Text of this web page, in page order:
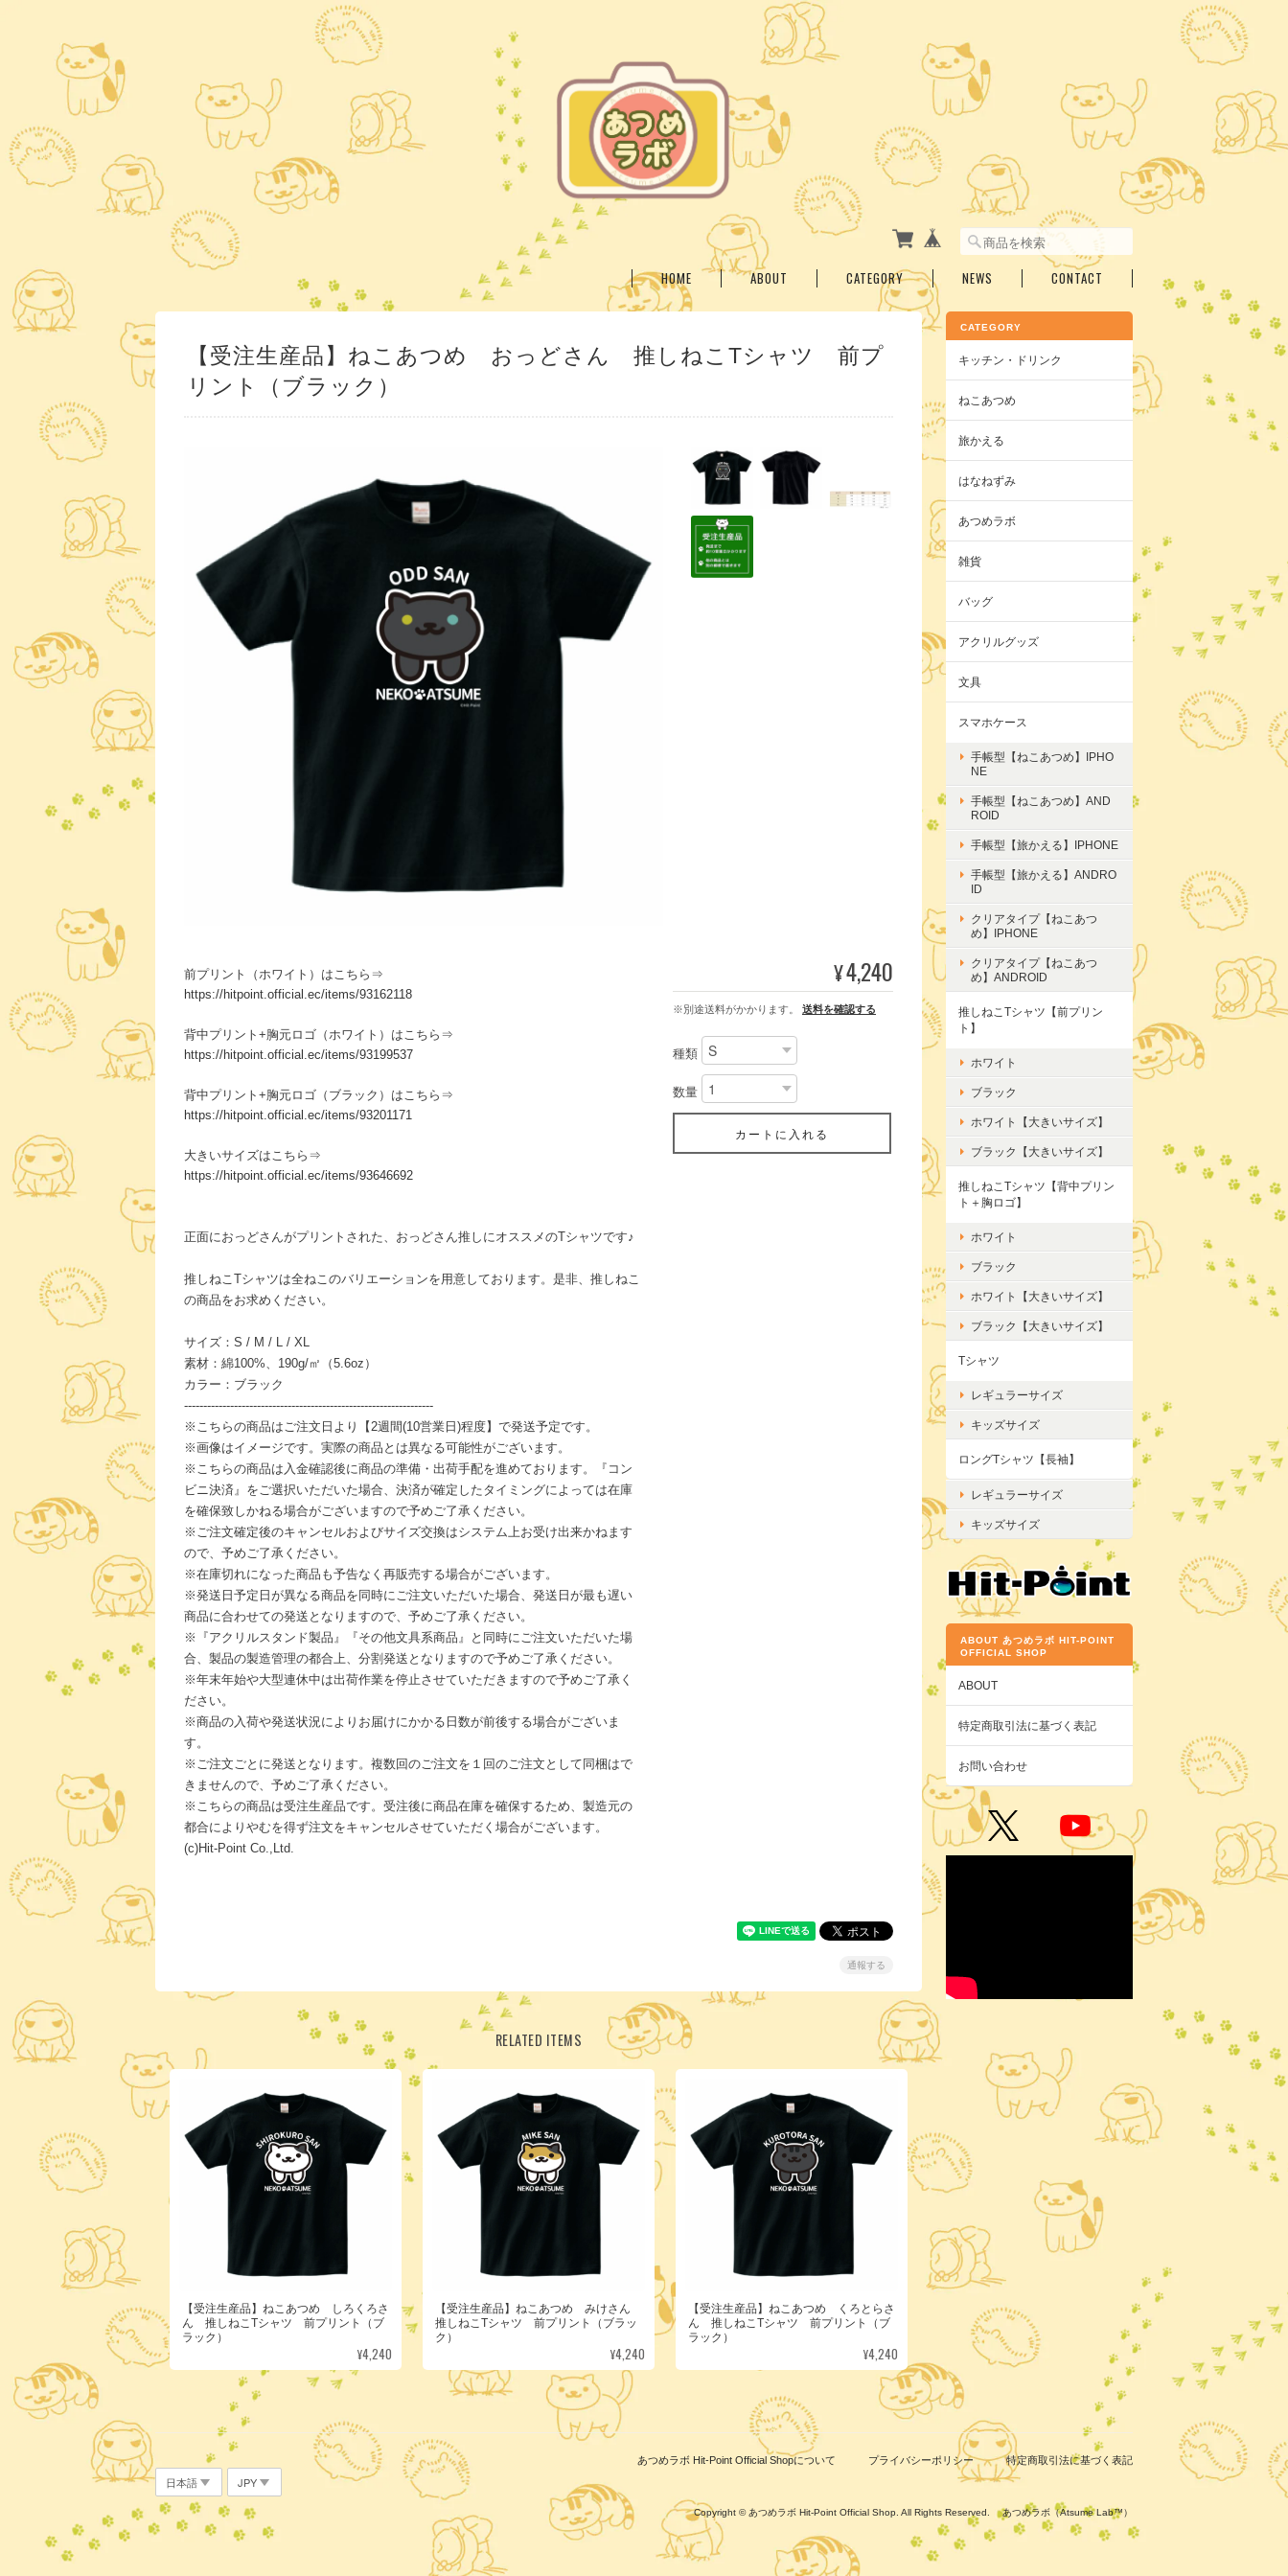
HOME ABOUT CATEGORY NEWS CONTACT
【受注生産品】ねこあつめ おっどさん 推しねこTシャツ 前プ
リント（ブラック）
前プリント（ホワイト）はこちら⇒
https://hitpoint.official.ec/items/93162118
背中プリント+胸元ロゴ（ホワイト）はこちら⇒
https://hitpoint.official.ec/items/93199537
背中プリント+胸元ロゴ（ブラック）はこちら⇒
https://hitpoint.official.ec/items/93201171
大きいサイズはこちら⇒
https://hitpoint.official.ec/items/93646692
正面におっどさんがプリントされた、おっどさん推しにオススメのTシャツです♪
推しねこTシャツは全ねこのバリエーションを用意しております。是非、推しねこ
の商品をお求めください。
サイズ：S / M / L / XL
素材：綿100%、190g/㎡（5.6oz）
カラー：ブラック
-----------------------------------------------------------------
※こちらの商品はご注文日より【2週間(10営業日)程度】で発送予定です。
※画像はイメージです。実際の商品とは異なる可能性がございます。
※こちらの商品は入金確認後に商品の準備・出荷手配を進めております。『コン
ビニ決済』をご選択いただいた場合、決済が確定したタイミングによっては在庫
を確保致しかねる場合がございますので予めご了承ください。
※ご注文確定後のキャンセルおよびサイズ交換はシステム上お受け出来かねます
ので、予めご了承ください。
※在庫切れになった商品も予告なく再販売する場合がございます。
※発送日予定日が異なる商品を同時にご注文いただいた場合、発送日が最も遅い
商品に合わせての発送となりますので、予めご了承ください。
※『アクリルスタンド製品』『その他文具系商品』と同時にご注文いただいた場
合、製品の製造管理の都合上、分割発送となりますので予めご了承ください。
※年末年始や大型連休中は出荷作業を停止させていただきますので予めご了承く
ださい。
※商品の入荷や発送状況によりお届けにかかる日数が前後する場合がございま
す。
※ご注文ごとに発送となります。複数回のご注文を１回のご注文として同梱はで
きませんので、予めご了承ください。
※こちらの商品は受注生産品です。受注後に商品在庫を確保するため、製造元の
都合によりやむを得ず注文をキャンセルさせていただく場合がございます。
(c)Hit-Point Co.,Ltd.
¥4,240
※別途送料がかかります。 送料を確認する
種類
数量
カートに入れる
通報する
RELATED ITEMS
【受注生産品】ねこあつめ しろくろさ
ん 推しねこTシャツ 前プリント（ブ
ラック）
¥4,240
【受注生産品】ねこあつめ みけさん
推しねこTシャツ 前プリント（ブラッ
ク）
¥4,240
【受注生産品】ねこあつめ くろとらさ
ん 推しねこTシャツ 前プリント（ブ
ラック）
¥4,240
CATEGORY
キッチン・ドリンク
ねこあつめ
旅かえる
はなねずみ
あつめラボ
雑貨
バッグ
アクリルグッズ
文具
スマホケース
手帳型【ねこあつめ】IPHO
NE
手帳型【ねこあつめ】AND
ROID
手帳型【旅かえる】IPHONE
手帳型【旅かえる】ANDRO
ID
クリアタイプ【ねこあつ
め】IPHONE
クリアタイプ【ねこあつ
め】ANDROID
推しねこTシャツ【前プリン
ト】
ホワイト
ブラック
ホワイト【大きいサイズ】
ブラック【大きいサイズ】
推しねこTシャツ【背中プリン
ト＋胸ロゴ】
ホワイト
ブラック
ホワイト【大きいサイズ】
ブラック【大きいサイズ】
Tシャツ
レギュラーサイズ
キッズサイズ
ロングTシャツ【長袖】
レギュラーサイズ
キッズサイズ
ABOUT あつめラボ HIT-POINT
OFFICIAL SHOP
ABOUT
特定商取引法に基づく表記
お問い合わせ
あつめラボ Hit-Point Official Shopについて プライバシーポリシー 特定商取引法に基づく表記
Copyright © あつめラボ Hit-Point Official Shop. All Rights Reserved. あつめラボ（Atsume Lab™）